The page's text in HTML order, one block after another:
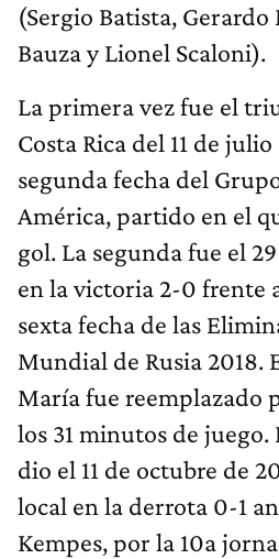
(Sergio Batista,
Bauza y Lionel Scaloni).
La primera vez fue el
Costa Rica del 11 de
segunda fecha del
América, partido en el
gol. La segunda fue el
en la victoria 2-0 frente
sexta fecha de las
Mundial de Rusia 2018.
María fue reemplazado
los 31 minutos de juego.
dio el 11 de octubre de
local en la derrota 0-1
Kempes, por la 10a